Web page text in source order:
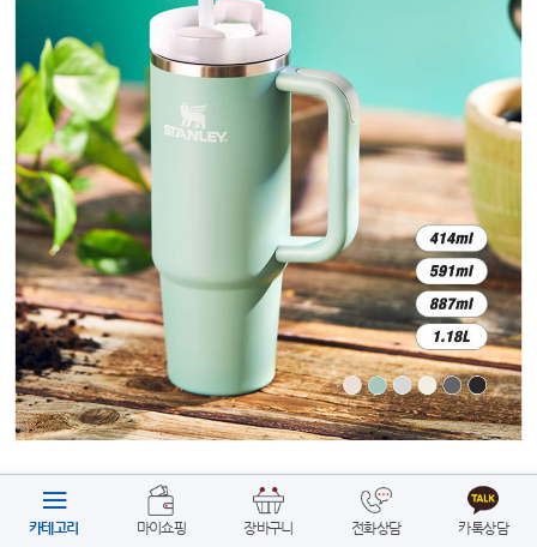
카테고리 마이쇼핑 장바구니 전화상담 카톡상담